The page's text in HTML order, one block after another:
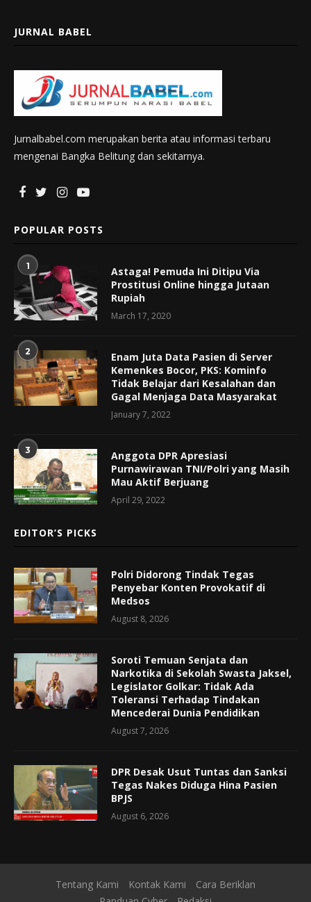
JURNAL BABEL
Jurnalbabel.com merupakan berita atau informasi terbaru
mengenai Bangka Belitung dan sekitarnya.
POPULAR POSTS
1
Astaga! Pemuda Ini Ditipu Via
Prostitusi Online hingga Jutaan
Rupiah
March 17, 2020
2
Enam Juta Data Pasien di Server
Kemenkes Bocor, PKS: Kominfo
Tidak Belajar dari Kesalahan dan
Gagal Menjaga Data Masyarakat
January 7, 2022
3
Anggota DPR Apresiasi
Purnawirawan TNI/Polri yang Masih
Mau Aktif Berjuang
April 29, 2022
EDITOR’S PICKS
Polri Didorong Tindak Tegas
Penyebar Konten Provokatif di
Medsos
August 8, 2026
Soroti Temuan Senjata dan
Narkotika di Sekolah Swasta Jaksel,
Legislator Golkar: Tidak Ada
Toleransi Terhadap Tindakan
Mencederai Dunia Pendidikan
August 7, 2026
DPR Desak Usut Tuntas dan Sanksi
Tegas Nakes Diduga Hina Pasien
BPJS
August 6, 2026
Tentang Kami Kontak Kami
Cara Beriklan